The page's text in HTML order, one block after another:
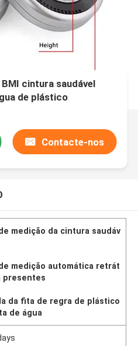
cintura saudável
de plástico
fita de medida
Contacte-nos
medição da cintura saudáv
medição automática retrát
presentes
da fita de regra de plástico
de água